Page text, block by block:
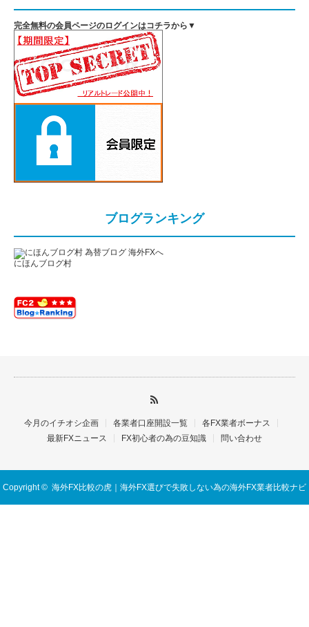
完全無料の会員ページのログインはコチラから▼
ブログランキング
にほんブログ村
今月のイチオシ企画 各業者口座開設一覧
各FX業者ボーナス
最新FXニュース
FX初心者の為の豆知識 問い合わせ
Copyright © 海外FX比較の虎｜海外FX選びで失敗しない為の海外FX業者比較ナビ